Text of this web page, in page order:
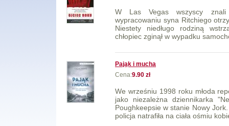
W Las Vegas wszyscy znali
wypracowaniu syna Ritchiego
Niestety niedługo rodziną
chłopiec zginął w wypadku
Pająk i mucha
Cena:9.90 zł
We wrześniu 1998 roku młoda
jako niezależna dziennikarka
Poughkeepsie w stanie Nowy
policja natrafiła na ciała ośmiu